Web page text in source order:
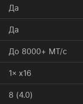
Да
Да
До 8000+ МТ/с
1× x16
8 (4.0)